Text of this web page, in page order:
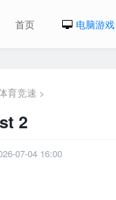
首页 电脑游戏
育竞速 >
2
07-04 16:00